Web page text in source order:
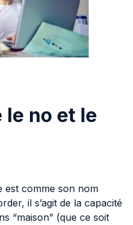
le no et le
est comme son nom
il s’agit de la capacité
“maison” (que ce soit